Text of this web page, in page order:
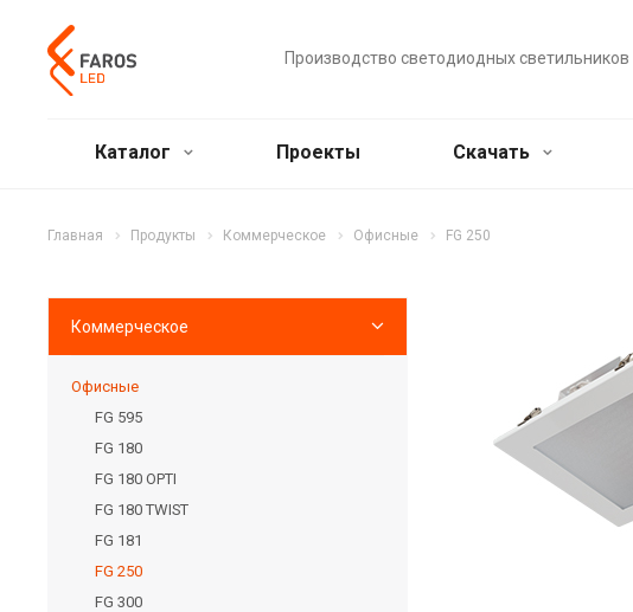
Производство светодиодных светильников
Каталог Проекты Скачать
Главная Продукты Коммерческое Офисные FG 250
Коммерческое
Офисные
FG 595
FG 180
FG 180 OPTI
FG 180 TWIST
FG 181
FG 250
FG 300